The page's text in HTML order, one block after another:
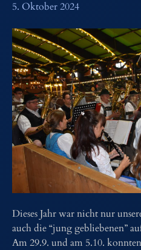
5. Oktober 2024
Dieses Jahr war nicht nur
auch die “jung gebliebenen”
Am 29.9. und am 5.10.